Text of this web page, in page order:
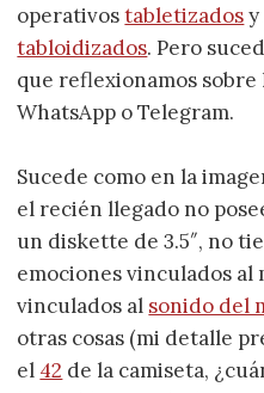
operativostabletizadosy
tabloidizados. Pero
que reflexionamos
WhatsApp o Telegram.
Sucede como en la
el recién llegado no
un diskette de 3.5″, no
emociones vinculados al
vinculados al sonido del
otras cosas (mi detalle
el 42 de la camiseta,